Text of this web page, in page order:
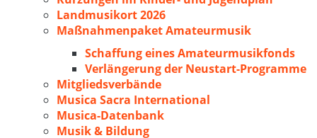
Landmusikort 2026
Maßnahmenpaket Amateurmusik
Schaffung eines Amateurmusikfonds
Verlängerung der Neustart-Programme
Mitgliedsverbände
Musica Sacra International
Musica-Datenbank
Musik & Bildung